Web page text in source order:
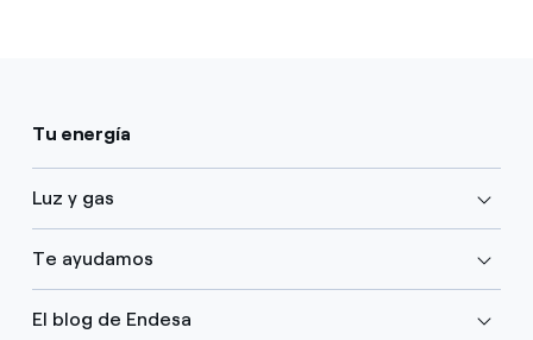
Tu energía
Luz y gas
Te ayudamos
El blog de Endesa